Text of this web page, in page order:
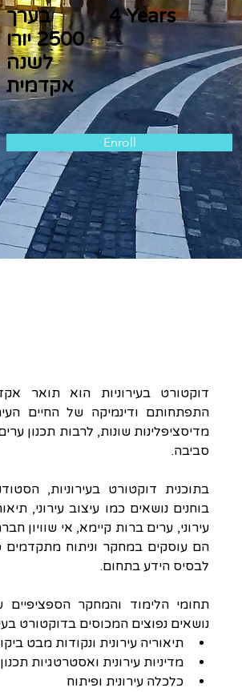
בערך
2500 יורו
לשנה
אקדמית
4 Years
Enroll
סביבה.
לבסיס הידע בתחום.
נושאים נפוצים המכוסים בדוקטורט
תיאוריה עירונית ונקודות מבט
מדיניות עירונית ואסטרטגיות תכנון
כלכלה עירונית ופיתוח